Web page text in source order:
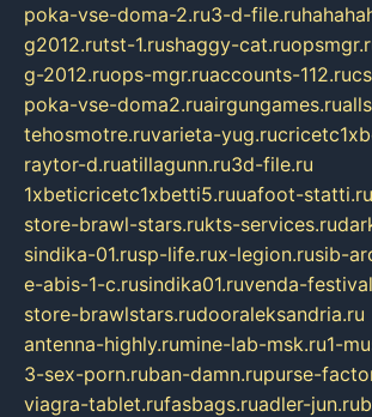
poka-vse-doma-2.ru3-d-file.ru
g2012.rutst-1.rushaggy-cat.ru
g-2012.ruops-mgr.ruaccounts-112.ru
poka-vse-doma2.ruairgungames.ru
tehosmotre.ruvarieta-yug.ru
raytor-d.ruatillagunn.ru3d-file.ru
1xbeticricetc1xbetti5.ruuafoot-statti.ru
store-brawl-stars.rukts-services.ru
sindika-01.rusp-life.rux-legion.rusib-
e-abis-1-c.rusindika01.ruvenda-
store-brawlstars.rudooraleksandria.ru
antenna-highly.rumine-lab-msk.ru1-
3-sex-porn.ruban-damn.rupurse-
viagra-tablet.rufasbags.ruadler-jun.ru